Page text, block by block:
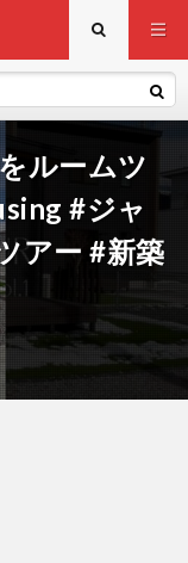
ルームツ
#ジャ
アー #新築